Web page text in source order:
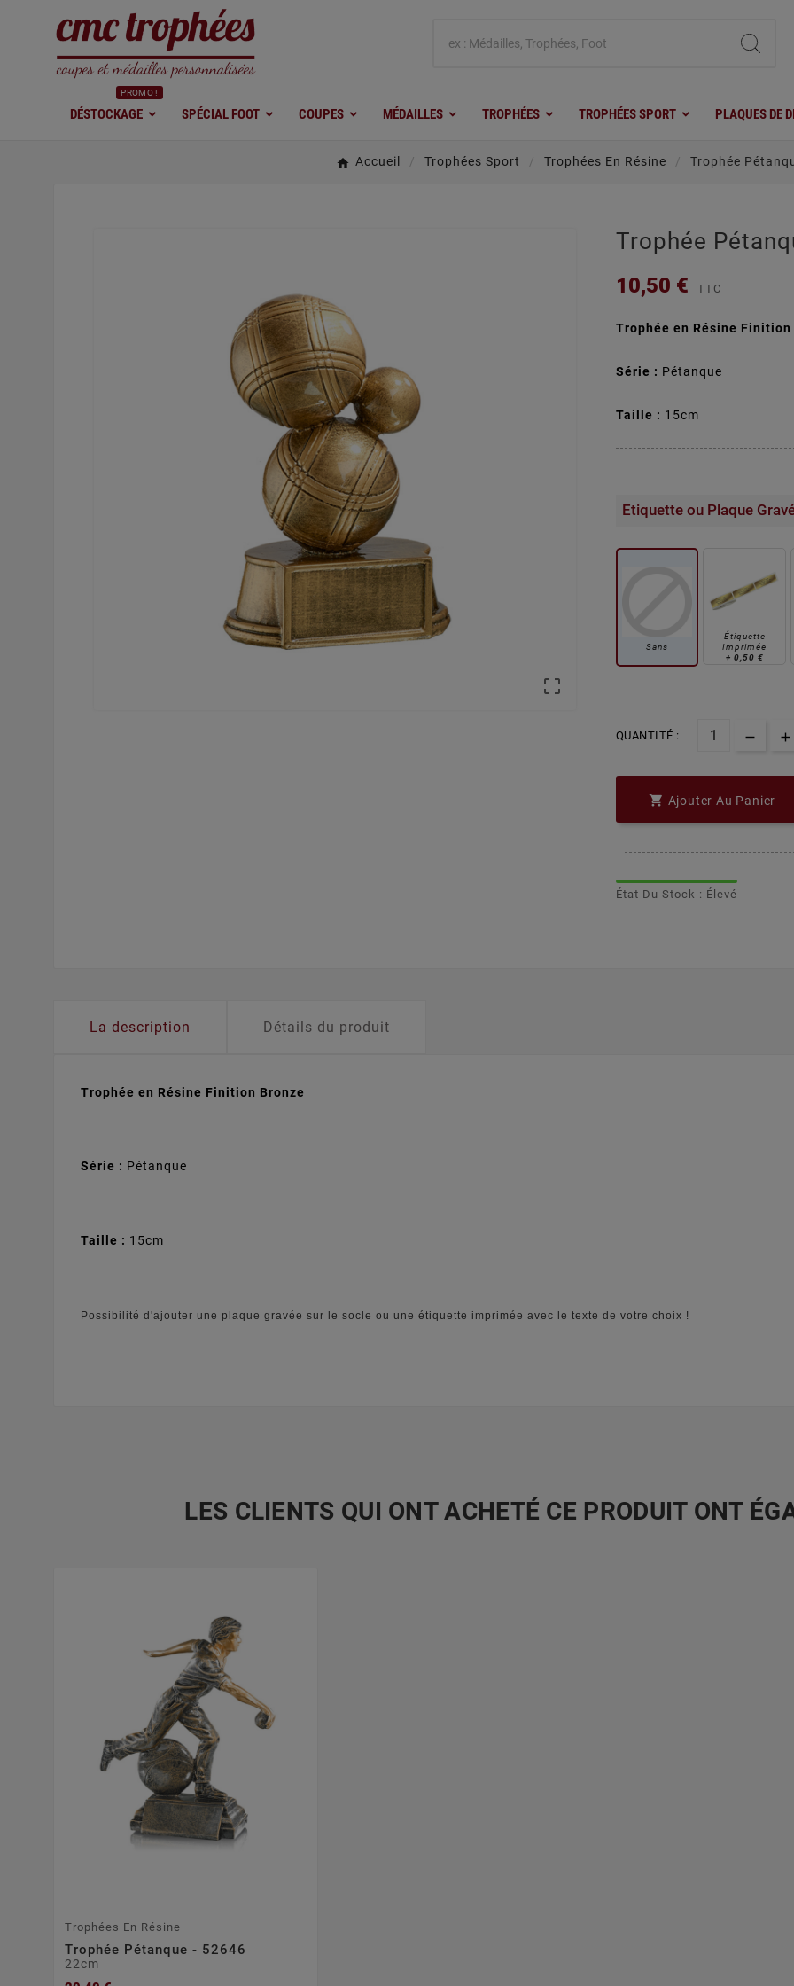
DÉSTOCKAGE
PROMO !
SPÉCIAL FOOT COUPES MÉDAILLES TROPHÉES TROPHÉES SPORT PLAQUES DE
Accueil Trophées Sport Trophées En Résine Trophée

Trophée
10,50 € TTC
Trophée en Résine Finition
Série : Pétanque
Taille : 15cm
Etiquette ou Plaque
Sans
Étiquette
Imprimée
+ 0,50 €
QUANTITÉ :
 Ajouter Au Panier
État Du Stock : Élevé
La description Détails du produit
Trophée en Résine Finition Bronze
Série : Pétanque
Taille : 15cm
Possibilité d'ajouter une plaque gravée sur le socle ou une étiquette imprimée avec le texte de votre choix !
LES CLIENTS QUI ONT ACHETÉ CE PRODUIT ONT
Trophées En Résine
Trophée Pétanque - 52646
22cm